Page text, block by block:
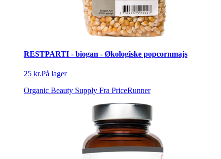
RESTPARTI - biogan - Økologiske popcornmajs
25 kr.På lager
Organic Beauty Supply Fra PriceRunner